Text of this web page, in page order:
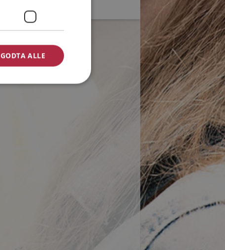
- Terms
- Terms
GODTA ALLE